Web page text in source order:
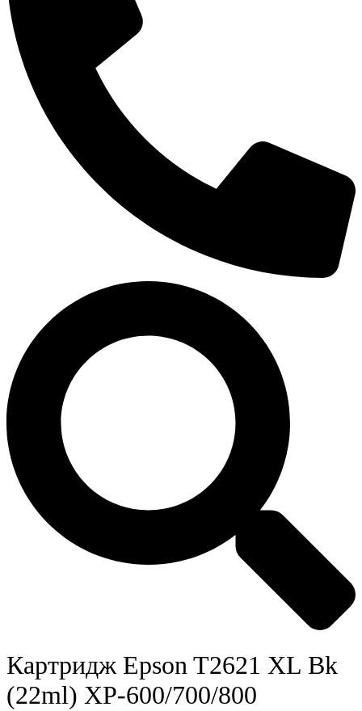
Картридж Epson T2621 XL Bk
(22ml) XP-600/700/800